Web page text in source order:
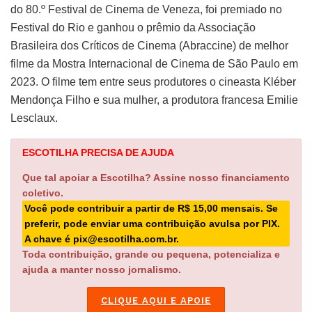
do 80.º Festival de Cinema de Veneza, foi premiado no
Festival do Rio e ganhou o prêmio da Associação
Brasileira dos Críticos de Cinema (Abraccine) de melhor
filme da Mostra Internacional de Cinema de São Paulo em
2023. O filme tem entre seus produtores o cineasta Kléber
Mendonça Filho e sua mulher, a produtora francesa Emilie
Lesclaux.
ESCOTILHA PRECISA DE AJUDA
Que tal apoiar a Escotilha? Assine nosso financiamento
coletivo.
Você pode contribuir a partir de R$ 15,00 mensais. Se
preferir, pode enviar uma contribuição avulsa por PIX.
A chave é pix@escotilha.com.br.
Toda contribuição, grande ou pequena, potencializa e
ajuda a manter nosso jornalismo.
CLIQUE AQUI E APOIE